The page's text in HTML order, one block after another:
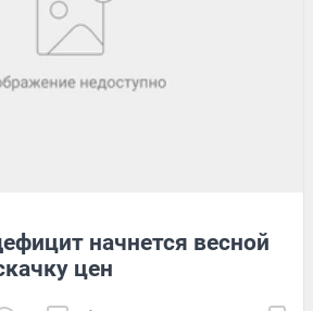
начнется весной
цен